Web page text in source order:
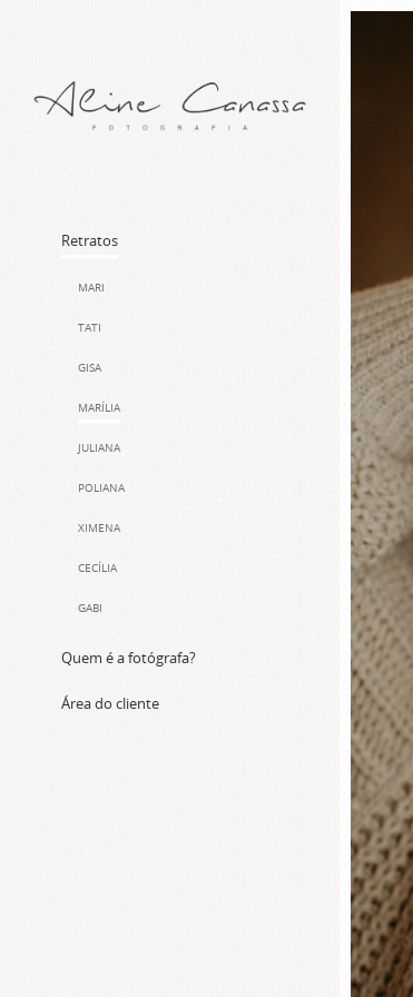
Retratos
MARI
TATI
GISA
MARÍLIA
JULIANA
POLIANA
XIMENA
CECÍLIA
GABI
Quem é a fotógrafa?
Área do cliente